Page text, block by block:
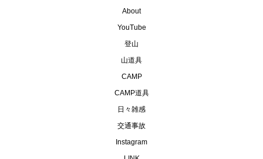
About
YouTube
登山
山道具
CAMP
CAMP道具
日々雑感
交通事故
Instagram